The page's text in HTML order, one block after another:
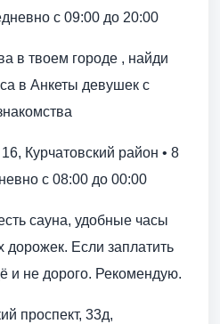
с 09:00 до 20:00
в твоем городе , найди
в Анкеты девушек с
Курчатовский район • 8
с 08:00 до 00:00
сауна, удобные часы
дорожек. Если заплатить
и не дорого. Рекомендую.
проспект, 33д,